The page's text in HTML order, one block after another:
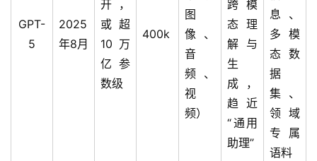
GPT-
5
2025
年8月
开，
或超
10万
亿参
数级
400k
图
像、
音
频、
视
频）
跨模
态理
解与
生
成，
趋近
“通用
助理”
息、
多模
态数
据
集、
领域
专属
语料